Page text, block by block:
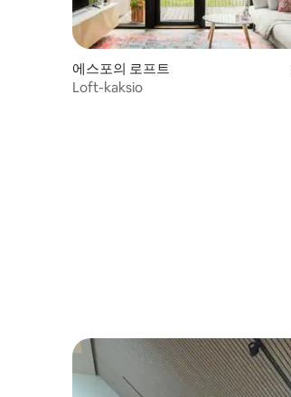
에스포의 로프트
Loft-kaksio